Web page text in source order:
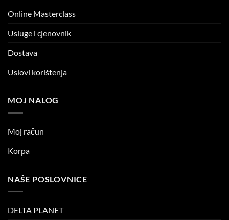
Online Masterclass
Usluge i cjenovnik
Dostava
Uslovi korištenja
MOJ NALOG
Moj račun
Korpa
NAŠE POSLOVNICE
DELTA PLANET